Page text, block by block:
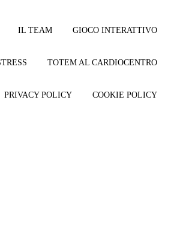
IL TEAM GIOCO INTERATTIVO
TOTEM AL CARDIOCENTRO
PRIVACY POLICY COOKIE POLICY